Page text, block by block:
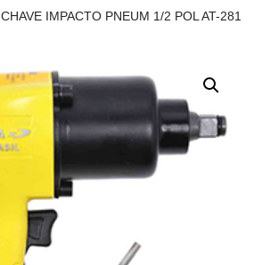
CHAVE IMPACTO PNEUM 1/2 POL AT-